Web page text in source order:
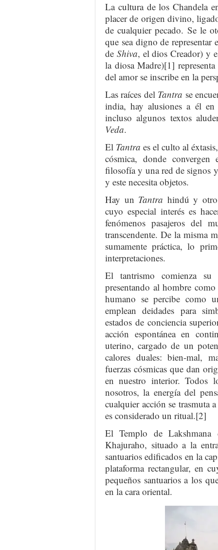
La cultura de los Chandela
placer de origen divino,
de cualquier pecado. Se le
que sea digno de
de Shiva, el dios Creador) y
la diosa Madre)[1]
del amor se inscribe en la
Las raíces del Tantra se
india, hay alusiones a él
incluso algunos textos
Veda.
El Tantra es el culto al
cósmica, donde
filosofía y una red de signos
y este necesita objetos.
Hay un Tantra hindú y
cuyo especial interés es
fenómenos pasajeros del
transcendente. De la misma
sumamente práctica, lo
interpretaciones.
El tantrismo comienza su
presentando al hombre
humano se percibe como
emplean deidades para
estados de conciencia
acción espontánea en
uterino, cargado de un
calores duales: bien-mal,
fuerzas cósmicas que dan
en nuestro interior. Todos
nosotros, la energía del
cualquier acción se trasmuta
es considerado un ritual.[2]
El Templo de Lakshmana
Khajuraho, situado a la
santuarios edificados en la
plataforma rectangular, en
pequeños santuarios a los
en la cara oriental.